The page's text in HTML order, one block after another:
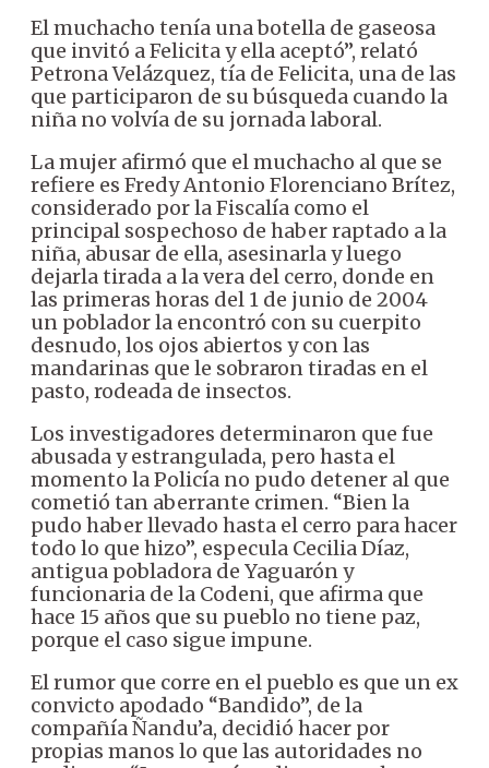
El muchacho tenía una botella de gaseosa
que invitó a Felicita y ella aceptó”, relató
Petrona Velázquez, tía de Felicita, una de las
que participaron de su búsqueda cuando la
niña no volvía de su jornada laboral.
La mujer afirmó que el muchacho al que se
refiere es Fredy Antonio Florenciano Brítez,
considerado por la Fiscalía como el
principal sospechoso de haber raptado a la
niña, abusar de ella, asesinarla y luego
dejarla tirada a la vera del cerro, donde en
las primeras horas del 1 de junio de 2004
un poblador la encontró con su cuerpito
desnudo, los ojos abiertos y con las
mandarinas que le sobraron tiradas en el
pasto, rodeada de insectos.
Los investigadores determinaron que fue
abusada y estrangulada, pero hasta el
momento la Policía no pudo detener al que
cometió tan aberrante crimen. “Bien la
pudo haber llevado hasta el cerro para hacer
todo lo que hizo”, especula Cecilia Díaz,
antigua pobladora de Yaguarón y
funcionaria de la Codeni, que afirma que
hace 15 años que su pueblo no tiene paz,
porque el caso sigue impune.
El rumor que corre en el pueblo es que un ex
convicto apodado “Bandido”, de la
compañía Ñandu’a, decidió hacer por
propias manos lo que las autoridades no